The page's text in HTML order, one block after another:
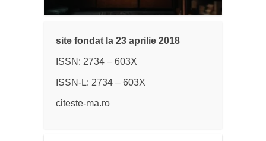
site fondat la 23 aprilie 2018
ISSN: 2734 – 603X
ISSN-L: 2734 – 603X
citeste-ma.ro